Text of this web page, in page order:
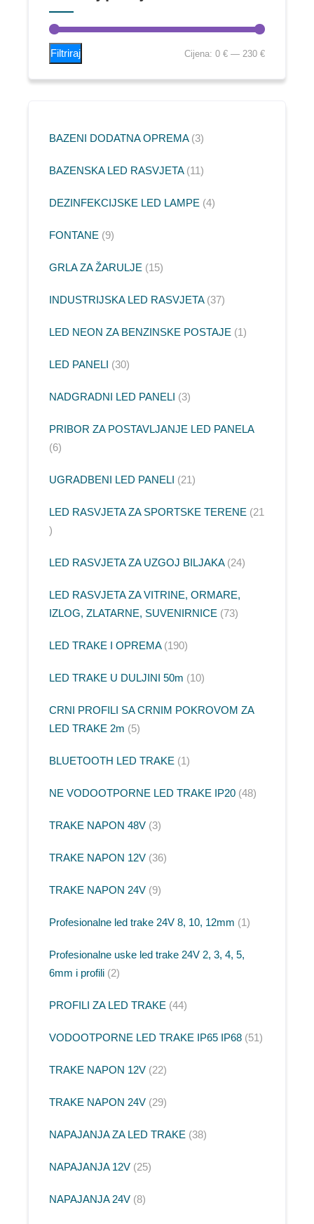
Filtriraj Cijena: 0 €— 230 €
BAZENI DODATNA OPREMA 3
BAZENSKA LED RASVJETA 11
DEZINFEKCIJSKE LED LAMPE 4
FONTANE 9
GRLA ZA ŽARULJE 15
INDUSTRIJSKA LED RASVJETA 37
LED NEON ZA BENZINSKE POSTAJE 1
LED PANELI 30
NADGRADNI LED PANELI 3
PRIBOR ZA POSTAVLJANJE LED PANELA
6
UGRADBENI LED PANELI 21
LED RASVJETA ZA SPORTSKE TERENE 21
LED RASVJETA ZA UZGOJ BILJAKA 24
LED RASVJETA ZA VITRINE, ORMARE,
IZLOG, ZLATARNE, SUVENIRNICE
73
LED TRAKE I OPREMA 190
LED TRAKE U DULJINI 50m 10
CRNI PROFILI SA CRNIM POKROVOM ZA
LED TRAKE 2m
5
BLUETOOTH LED TRAKE 1
NE VODOOTPORNE LED TRAKE IP20 48
TRAKE NAPON 48V 3
TRAKE NAPON 12V 36
TRAKE NAPON 24V 9
Profesionalne led trake 24V 8, 10, 12mm 1
Profesionalne uske led trake 24V 2, 3, 4, 5,
6mm i profili 2
PROFILI ZA LED TRAKE 44
VODOOTPORNE LED TRAKE IP65 IP68 51
TRAKE NAPON 12V 22
TRAKE NAPON 24V 29
NAPAJANJA ZA LED TRAKE 38
NAPAJANJA 12V 25
NAPAJANJA 24V 8